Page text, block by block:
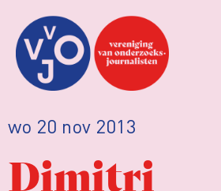
wo 20 nov 2013
Dimitri